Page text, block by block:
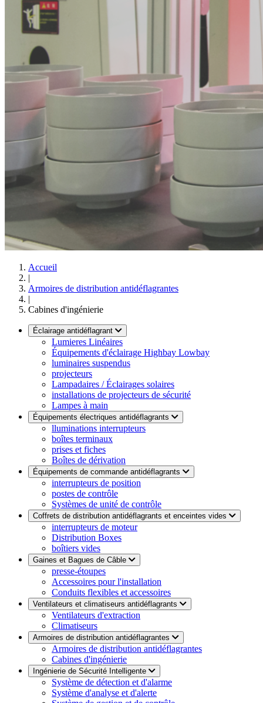
Accueil
|
Armoires de distribution antidéflagrantes
|
Cabines d'ingénierie
Éclairage antidéflagrant
Lumieres Linéaires
Équipements d'éclairage Highbay Lowbay
luminaires suspendus
projecteurs
Lampadaires / Éclairages solaires
installations de projecteurs de sécurité
Lampes à main
Équipements électriques antidéflagrants
lluminations interrupteurs
boîtes terminaux
prises et fiches
Boîtes de dérivation
Équipements de commande antidéflagrants
interrupteurs de position
postes de contrôle
Systèmes de unité de contrôle
Coffrets de distribution antidéflagrants et enceintes vides
interrupteurs de moteur
Distribution Boxes
boîtiers vides
Gaines et Bagues de Câble
presse-étoupes
Accessoires pour l'installation
Conduits flexibles et accessoires
Ventilateurs et climatiseurs antidéflagrants
Ventilateurs d'extraction
Climatiseurs
Armoires de distribution antidéflagrantes
Armoires de distribution antidéflagrantes
Cabines d'ingénierie
Ingénierie de Sécurité Intelligente
Système de détection et d'alarme
Système d'analyse et d'alerte